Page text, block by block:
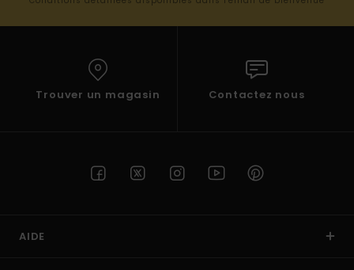
Trouver un magasin Contactez nous
AIDE